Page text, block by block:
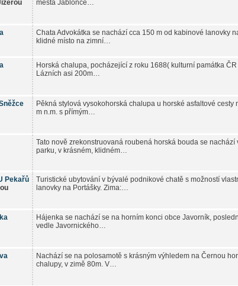
města Jablonce…
Chata Advokátka se nachází cca 150 m od kabinové lanovky
klidné místo na zimní…
Horská chalupa, pocházející z roku 1688( kulturní památka
Lázních asi 200m…
Pěkná stylová vysokohorská chalupa u horské asfaltové
m n.m. s přímým…
Tato nově zrekonstruovaná roubená horská bouda se
parku, v krásném, klidném…
Pekařů
Turistické ubytování v bývalé podnikové chatě s možností
lanovky na Portášky. Zima:…
Hájenka se nachází se na horním konci obce Javorník,
vedle Javornického…
Nachází se na polosamotě s krásným výhledem na Černou
chalupy, v zimě 80m. V…